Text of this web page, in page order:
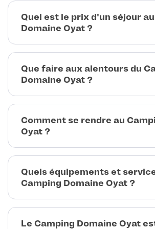
Quel est le prix d'un séjour
Domaine Oyat ?
Que faire aux alentours du
Domaine Oyat ?
Comment se rendre au
Oyat ?
Quels équipements et
Camping Domaine Oyat ?
Le Camping Domaine Oyat